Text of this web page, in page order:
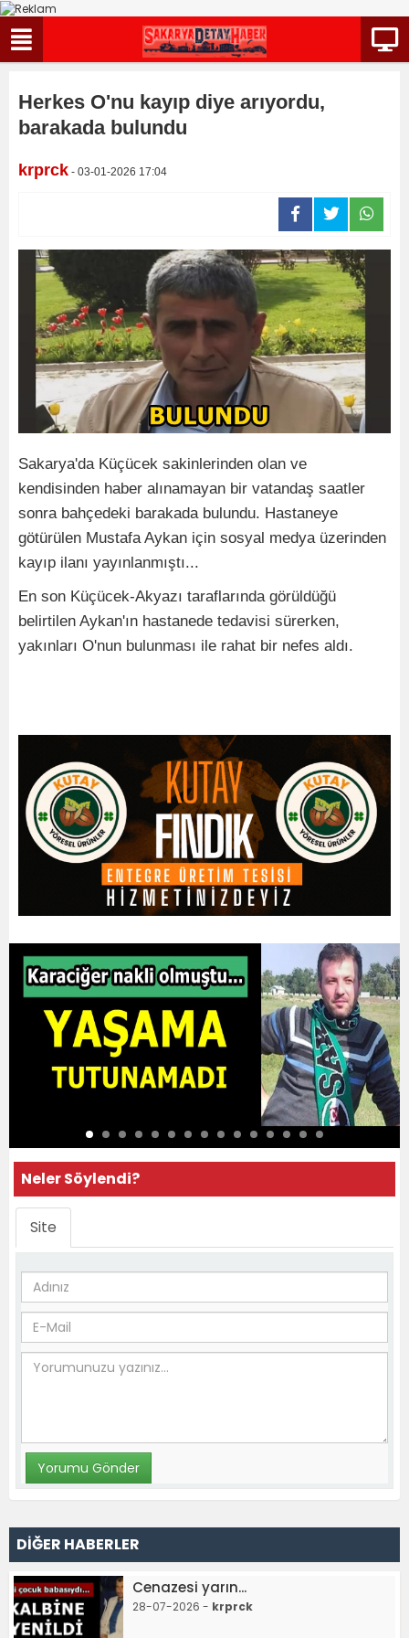
Herkes O'nu kayıp diye arıyordu,
barakada bulundu
krprck - 03-01-2026 17:04
Sakarya'da Küçücek sakinlerinden olan ve
kendisinden haber alınamayan bir vatandaş saatler
sonra bahçedeki barakada bulundu. Hastaneye
götürülen Mustafa Aykan için sosyal medya üzerinden
kayıp ilanı yayınlanmıştı...
En son Küçücek-Akyazı taraflarında görüldüğü
belirtilen Aykan'ın hastanede tedavisi sürerken,
yakınları O'nun bulunması ile rahat bir nefes aldı.
Neler Söylendi?
Site
DİĞER HABERLER
Cenazesi yarın...
28-07-2026 - krprck